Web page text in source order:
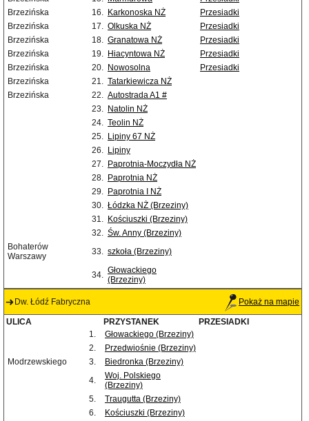
Brzezińska
16. Karkonoska NŻ
Przesiadki
Brzezińska
17. Olkuska NŻ
Przesiadki
Brzezińska
18. Granatowa NŻ
Przesiadki
Brzezińska
19. Hiacyntowa NŻ
Przesiadki
Brzezińska
20. Nowosolna
Przesiadki
Brzezińska
21. Tatarkiewicza NŻ
Brzezińska
22. Autostrada A1 #
23. Natolin NŻ
24. Teolin NŻ
25. Lipiny 67 NŻ
26. Lipiny
27. Paprotnia-Moczydła NŻ
28. Paprotnia NŻ
29. Paprotnia I NŻ
30. Łódzka NŻ (Brzeziny)
31. Kościuszki (Brzeziny)
32. Św. Anny (Brzeziny)
Bohaterów
Warszawy
33. szkoła (Brzeziny)
34. Głowackiego
(Brzeziny)
Dw. Łódź Fabryczna Pokaż na mapie
ULICA PRZYSTANEK
PRZESIADKI
1.
Głowackiego (Brzeziny)
2.
Przedwiośnie (Brzeziny)
Modrzewskiego
3.
Biedronka (Brzeziny)
4.
Woj. Polskiego
(Brzeziny)
5.
Traugutta (Brzeziny)
6.
Kościuszki (Brzeziny)